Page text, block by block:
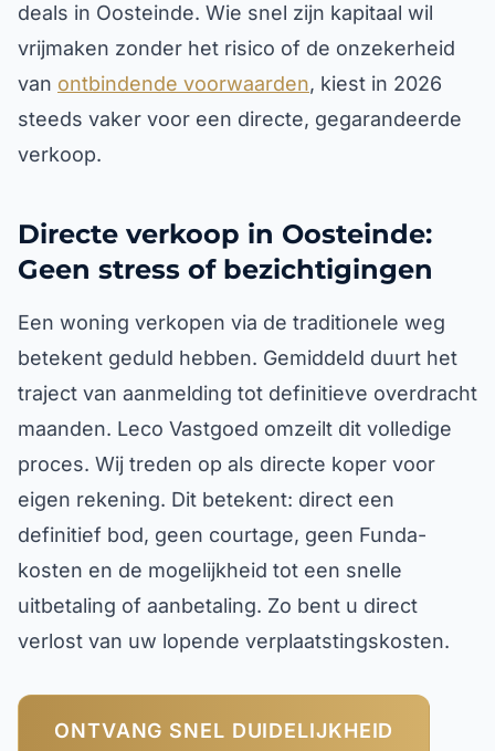
deals in Oosteinde. Wie snel zijn kapitaal wil
vrijmaken zonder het risico of de onzekerheid
van ontbindende voorwaarden, kiest in 2026
steeds vaker voor een directe, gegarandeerde
verkoop.
Directe verkoop in Oosteinde:
Geen stress of bezichtigingen
Een woning verkopen via de traditionele weg
betekent geduld hebben. Gemiddeld duurt het
traject van aanmelding tot definitieve overdracht
maanden. Leco Vastgoed omzeilt dit volledige
proces. Wij treden op als directe koper voor
eigen rekening. Dit betekent: direct een
definitief bod, geen courtage, geen Funda-
kosten en de mogelijkheid tot een snelle
uitbetaling of aanbetaling. Zo bent u direct
verlost van uw lopende verplaatstingskosten.
ONTVANG SNEL DUIDELIJKHEID